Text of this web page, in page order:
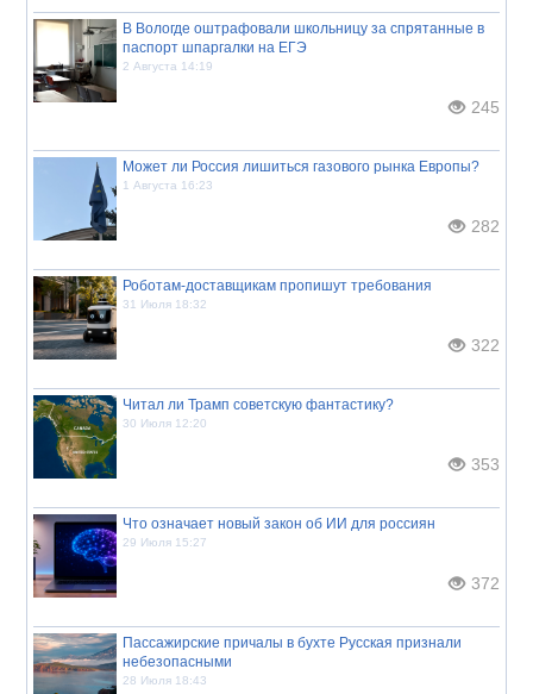
В Вологде оштрафовали школьницу за спрятанные в
паспорт шпаргалки на ЕГЭ
2 Августа 14:19
245
Может ли Россия лишиться газового рынка Европы?
1 Августа 16:23
282
Роботам-доставщикам пропишут требования
31 Июля 18:32
322
Читал ли Трамп советскую фантастику?
30 Июля 12:20
353
Что означает новый закон об ИИ для россиян
29 Июля 15:27
372
Пассажирские причалы в бухте Русская признали
небезопасными
28 Июля 18:43